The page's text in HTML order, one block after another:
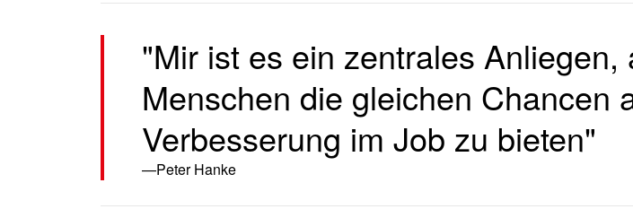
"Mir ist es ein zentrales Anliegen,
Menschen die gleichen Chancen
Verbesserung im Job zu bieten"
Peter Hanke